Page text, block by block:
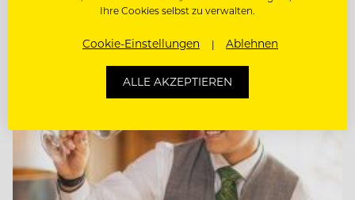
Entdecke alle JobsIhre Cookies selbst zu verwalten.
Cookie-Einstellungen Ablehnen
ALLE AKZEPTIEREN